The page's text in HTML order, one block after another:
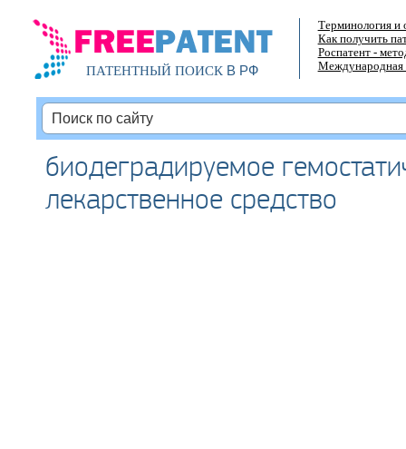
ПАТЕНТНЫЙ ПОИСКВ РФ
Терминология и
Как получить
Роспатент -
Международная
биодеградируемое
лекарственное средство